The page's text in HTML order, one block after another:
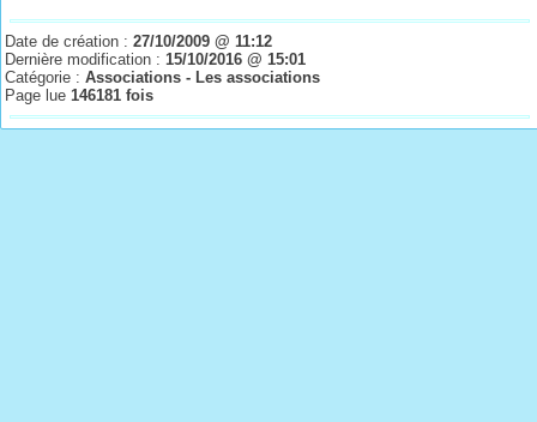
Date de création :27/10/2009 @ 11:12
Dernière modification :15/10/2016 @ 15:01
Catégorie :Associations - Les associations
Page lue146181 fois